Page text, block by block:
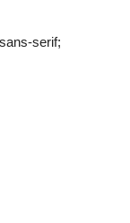
serif;